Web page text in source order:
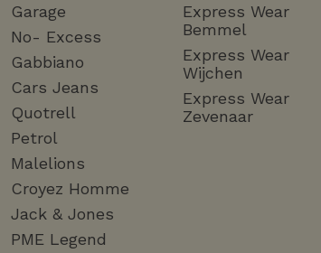
Garage
No- Excess
Gabbiano
Cars Jeans
Quotrell
Petrol
Malelions
Croyez Homme
Jack & Jones
PME Legend
Express Wear
Bemmel
Express Wear
Wijchen
Express Wear
Zevenaar